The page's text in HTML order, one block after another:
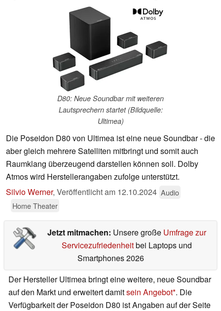
D80: Neue Soundbar mit weiteren
Lautsprechern startet (Bildquelle:
Ultimea)
Die Poseidon D80 von Ultimea ist eine neue Soundbar - die
aber gleich mehrere Satelliten mitbringt und somit auch
Raumklang überzeugend darstellen können soll. Dolby
Atmos wird Herstellerangaben zufolge unterstützt.
Silvio Werner, Veröffentlicht am 12.10.2024 Audio
Home Theater
Jetzt mitmachen: Unsere große Umfrage zur
Servicezufriedenheitbei Laptops und
Smartphones 2026
Der Hersteller Ultimea bringt eine weitere, neue Soundbar
auf den Markt und erweitert damitsein Angebot . Die
Verfügbarkeit der Poseidon D80 ist Angaben auf der Seite